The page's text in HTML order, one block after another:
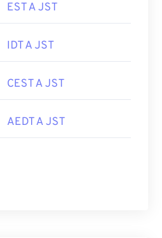
EST A JST
IDT A JST
CEST A JST
AEDT A JST